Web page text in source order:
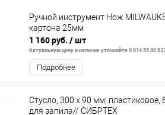
Ручной инструмент Нож
картона 25мм
1 160 руб. / шт
Актуальную цену и наличие уточняйте 8 914 55 80
Подробнее
Стусло, 300 х 90 мм, пластиковое,
для запила// СИБРТЕХ